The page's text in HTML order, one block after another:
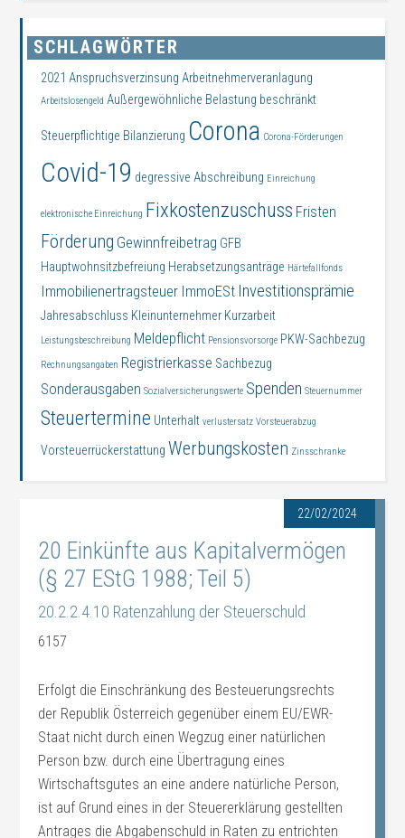
22/02/2024
20 Einkünfte aus Kapitalvermögen
(§ 27 EStG 1988; Teil 5)
20.2.2.4.10 Ratenzahlung der Steuerschuld
6157
Erfolgt die Einschränkung des Besteuerungsrechts
der Republik Österreich gegenüber einem EU/EWR-
Staat nicht durch einen Wegzug einer natürlichen
Person bzw. durch eine Übertragung eines
Wirtschaftsgutes an eine andere natürliche Person,
ist auf Grund eines in der Steuererklärung gestellten
Antrages die Abgabenschuld in Raten zu entrichten
SCHLAGWÖRTER
2021 Anspruchsverzinsung Arbeitnehmerveranlagung
Arbeitslosengeld Außergewöhnliche Belastung beschränkt
Steuerpflichtige Bilanzierung Corona Corona-Förderungen
Covid-19 degressive Abschreibung Einreichung
elektronische Einreichung Fixkostenzuschuss Fristen
Förderung Gewinnfreibetrag GFB
Hauptwohnsitzbefreiung Herabsetzungsanträge Härtefallfonds
Immobilienertragsteuer ImmoESt Investitionsprämie
Jahresabschluss Kleinunternehmer Kurzarbeit
Leistungsbeschreibung Meldepflicht Pensionsvorsorge PKW-Sachbezug
Rechnungsangaben Registrierkasse Sachbezug
Sonderausgaben Sozialversicherungswerte Spenden Steuernummer
Steuertermine Unterhalt verlustersatz Vorsteuerabzug
Vorsteuerrückerstattung Werbungskosten Zinsschranke